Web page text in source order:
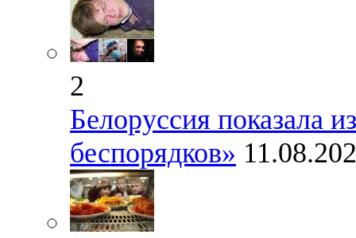
2
Белоруссия показала
беспорядков»